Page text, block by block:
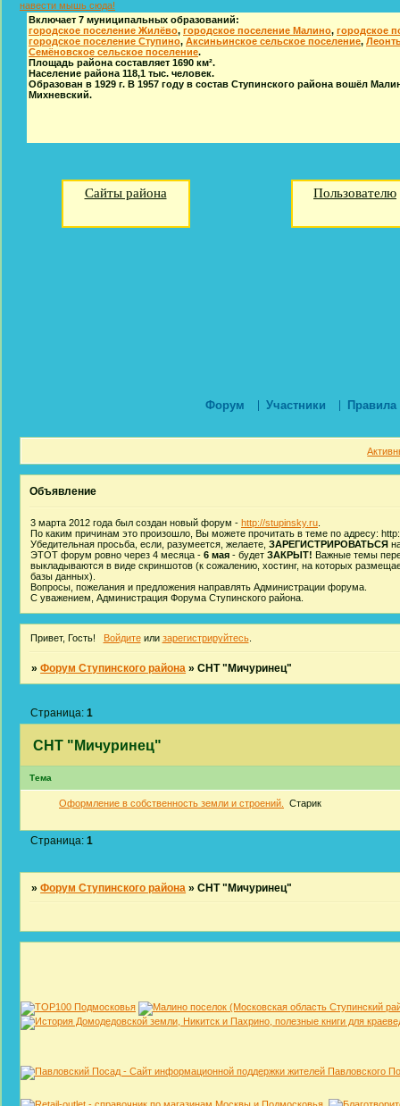
навести мышь сюда!
Включает 7 муниципальных образований:
городское поселение Жилёво, городское поселение Малино, городское
городское поселение Ступино, Аксиньинское сельское поселение,
Семёновское сельское поселение.
Площадь района составляет 1690 км².
Население района 118,1 тыс. человек.
Образован в 1929 г. В 1957 году в состав Ступинского района вошёл
Михневский.
Сайты района Пользователю
Форум Участники Правила
Объявление
3 марта 2012 года был создан новый форум - http://stupinsky.ru
По каким причинам это произошло, Вы можете прочитать в теме по адресу:
Убедительная просьба, если, разумеется, желаете, ЗАРЕГИСТРИРОВАТЬСЯ
ЭТОТ форум ровно через 4 месяца - 6 мая - будет ЗАКРЫТ! Важные темы
выкладываются в виде скриншотов (к сожалению, хостинг, на которых
базы данных).
Вопросы, пожелания и предложения направлять Администрации форума.
С уважением, Администрация Форума Ступинского района.
Привет, Гость! Войдитеили зарегистрируйтесь.
»Форум Ступинского района »СНТ "Мичуринец"
СНТ "Мичуринец"
Страница:1
Тема
Оформление в собственность земли и строений. Старик
Страница:1
»Форум Ступинского района »СНТ "Мичуринец"